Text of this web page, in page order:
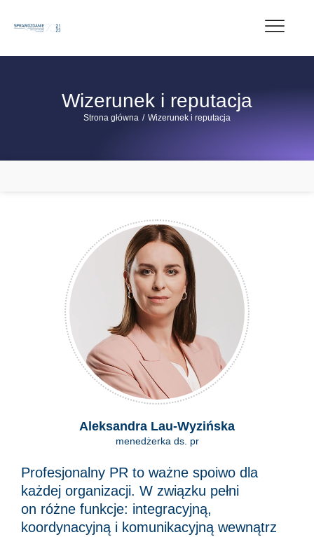
Wizerunek i reputacja
Jesteś tutaj:Strona główna Wizerunek i reputacja
Aleksandra Lau-Wyzińska
menedżerka ds. pr
Profesjonalny PR to ważne spoiwo dla
każdej organizacji. W związku pełni
on różne funkcje: integracyjną,
koordynacyjną i komunikacyjną wewnątrz